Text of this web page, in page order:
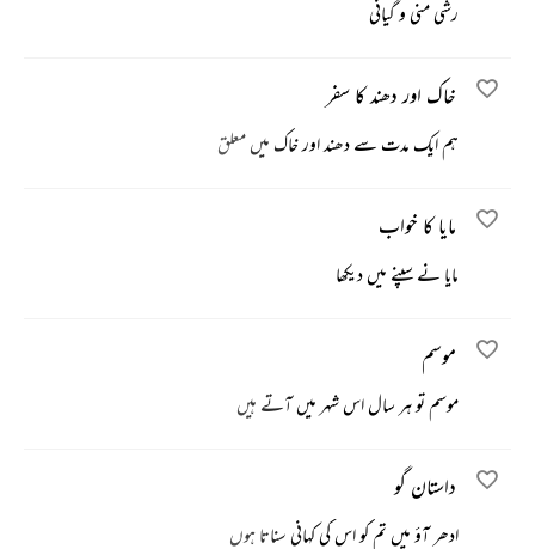
رشی منی و گیانی
خاک اور دھند کا سفر
ہم ایک مدت سے دھند اور خاک میں معلق
مایا کا خواب
مایا نے سپنے میں دیکھا
موسم
موسم تو ہر سال اس شہر میں آتے ہیں
داستان گو
ادھر آؤ میں تم کو اس کی کہانی سناتا ہوں